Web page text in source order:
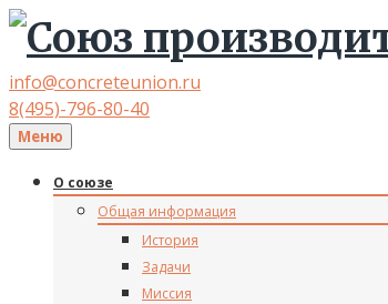
info@concreteunion.ru
8(495)-796-80-40
Меню
О союзе
Общая информация
История
Задачи
Миссия